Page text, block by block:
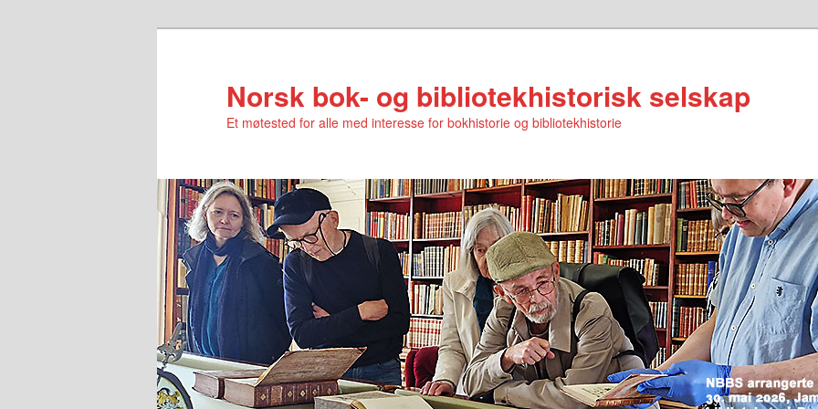
Norsk bok- og bibliotekhistorisk selskap
Et møtested for alle med interesse for bokhistorie og bibliotekhistorie